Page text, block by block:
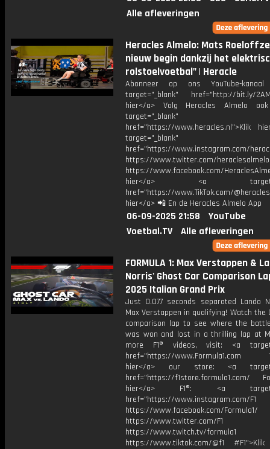
Alle afleveringen
Heracles Almelo: Mats
nieuw begin dankzij het
rolstoelvoetbal" | Heracle
Abonneer op ons YouTube-
target="_blank" href="http://bit.ly/
hier</a> Volg Heracles Almelo
target="_blank"
href="https://www.heracles.nl">Klik
target="_blank"
href="https://www.instagram.com/
https://www.twitter.com/heraclesalmelo
https://www.facebook.com/
hier</a> <a
href="https://www.TikTok.com/
hier</a> 📲 En de Heracles Almelo App
06-09-2025 21:58
YouTube
Voetbal.TV
Alle afleveringen
FORMULA 1: Max Verstappen &
Norris' Ghost Car Comparison
2025 Italian Grand Prix
Just 0.077 seconds separated Lando
Max Verstappen in qualifying! Watch the
comparison lap to see where the
was won and lost in a thrilling lap at
more F1® videos, visit: <a
href="https://www.Formula1.com
hier</a> our store: <a
href="https://f1store.formula1.com/
hier</a> F1®: <a
href="https://www.instagram.com/F1
https://www.facebook.com/Formula1/
https://www.twitter.com/F1
https://www.twitch.tv/formula1
https://www.tiktok.com/@f1